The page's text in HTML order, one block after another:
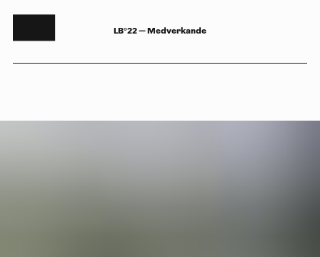
LB°22 — Medverkande